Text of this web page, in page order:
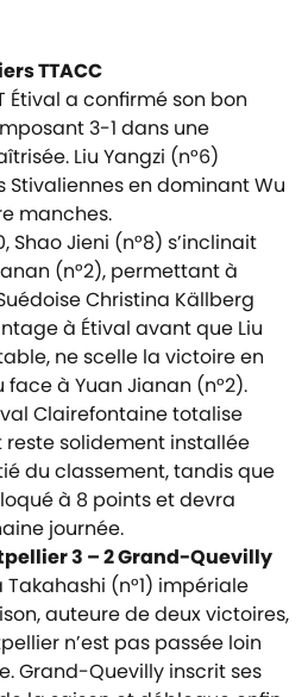
TTACC
Étival a confirmé son bon
3-1 dans une
Liu Yangzi (n°6)
en dominant Wu
manches.
Shao Jieni (n°8) s’inclinait
(n°2), permettant à
Christina Källberg
à Étival avant que Liu
ne scelle la victoire en
à Yuan Jianan (n°2).
Clairefontaine totalise
reste solidement installée
du classement, tandis que
à 8 points et devra
journée.
3 – 2 Grand-Quevilly
(n°1) impériale
auteure de deux victoires,
n’est pas passée loin
Grand-Quevilly inscrit ses